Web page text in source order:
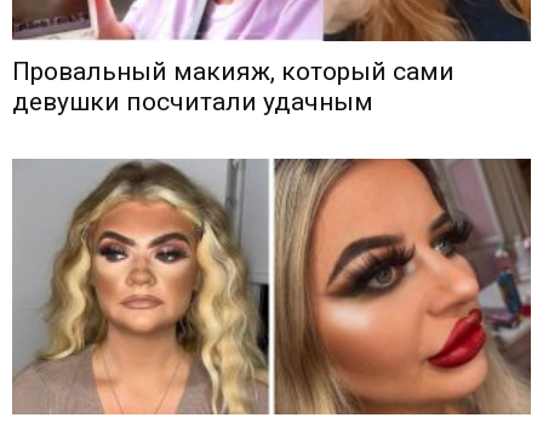
Провальный макияж, который сами
девушки посчитали удачным